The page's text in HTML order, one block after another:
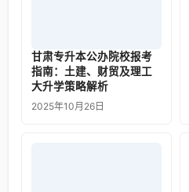
甘肃专升本公办院校报考
指南：土建、财贸及理工
大升学策略解析
2025年10月26日